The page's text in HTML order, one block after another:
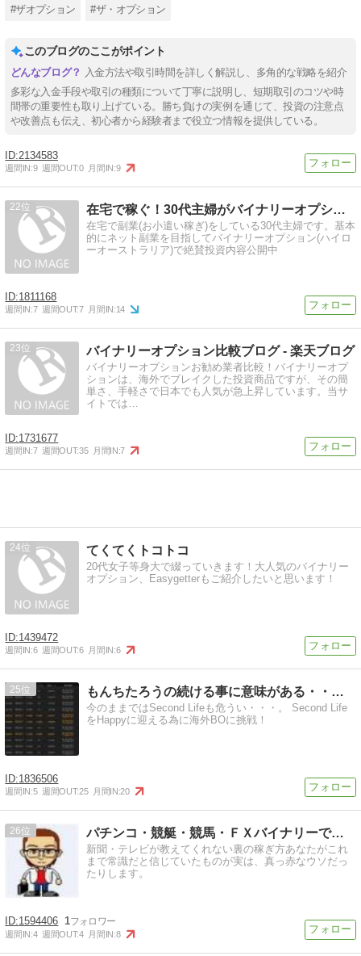
#ザオプション #ザ・オプション
このブログのここがポイント
入金方法や取引時間を詳しく解説し、多角的な戦略を紹介
多彩な入金手段や取引の種類について丁寧に説明し、短期取引のコツや時
間帯の重要性も取り上げている。勝ち負けの実例を通じて、投資の注意点
や改善点も伝え、初心者から経験者まで役立つ情報を提供している。
2134583
週間IN:9 週間OUT:0 月間IN:9
22 在宅で稼ぐ！30代主婦がバイナリーオプションで副業体験
在宅で副業(お小遣い稼ぎ)をしている30代主婦です。基本
的にネット副業を目指してバイナリーオプション(ハイロ
ーオーストラリア)で絶賛投資内容公開中
1811168
週間IN:7 週間OUT:7 月間IN:14
23 バイナリーオプション比較ブログ - 楽天ブログ
バイナリーオプションお勧め業者比較！バイナリーオプ
ションは、海外でブレイクした投資商品ですが、その簡
単さ、手軽さで日本でも人気が急上昇しています。当サ
イトでは…
1731677
週間IN:7 週間OUT:35 月間IN:7
24 てくてくトコトコ
20代女子等身大で綴っていきます！大人気のバイナリー
オプション、Easygetterもご紹介したいと思います！
1439472
週間IN:6 週間OUT:6 月間IN:6
25 もんちたろうの続ける事に意味がある・・・！
今のままではSecond Lifeも危うい・・・。 Second Life
をHappyに迎える為に海外BOに挑戦！
1836506
週間IN:5 週間OUT:25 月間IN:20
26 パチンコ・競艇・競馬・ＦＸバイナリーで稼ぐ知恵
新聞・テレビが教えてくれない裏の稼ぎ方あなたがこれ
まで常識だと信じていたものが実は、真っ赤なウソだっ
たりします。
1594406 1
週間IN:4 週間OUT:4 月間IN:8